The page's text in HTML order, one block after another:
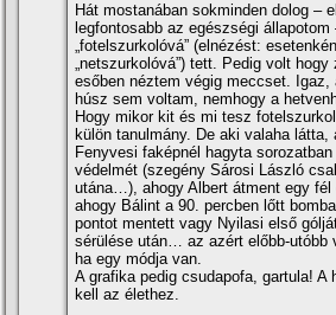
Hát mostanában sokminden dolog –
legfontosabb az egészségi állapotom
„fotelszurkolóvá” (elnézést:
„netszurkolóvá”) tett. Pedig volt hogy
esőben néztem végig meccset. Igaz,
húsz sem voltam, nemhogy a
Hogy mikor kit és mi tesz
külön tanulmány. De aki valaha látta,
Fenyvesi faképnél hagyta sorozatban
védelmét (szegény Sárosi László
utána…), ahogy Albert átment egy fél
ahogy Bálint a 90. percben lőtt
pontot mentett vagy Nyilasi első
sérülése után… az azért előbb-utóbb
ha egy módja van.
A grafika pedig csudapofa, gartula! A
kell az élethez.